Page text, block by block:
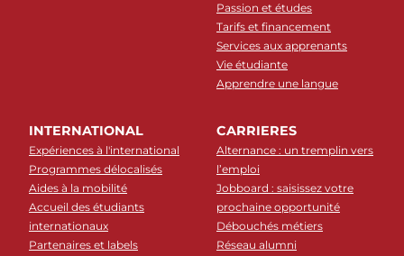
Passion et études
Tarifs et financement
Services aux apprenants
Vie étudiante
Apprendre une langue
INTERNATIONAL
Expériences à l'international
Programmes délocalisés
Aides à la mobilité
Accueil des étudiants
internationaux
Partenaires et labels
CARRIERES
Alternance : un tremplin vers
l’emploi
Jobboard : saisissez votre
prochaine opportunité
Débouchés métiers
Réseau alumni